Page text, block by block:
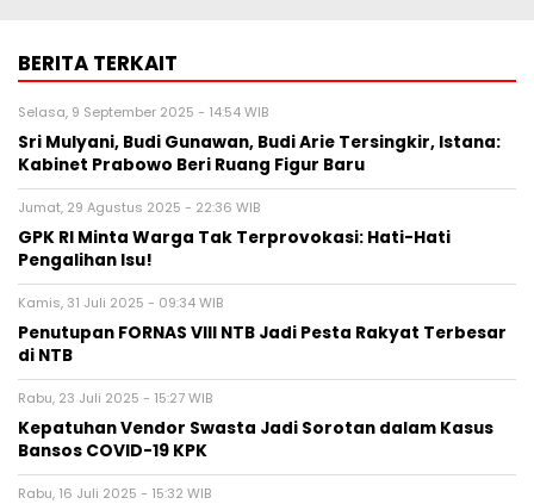
BERITA TERKAIT
Selasa, 9 September 2025 - 14:54 WIB
Sri Mulyani, Budi Gunawan, Budi Arie Tersingkir, Istana:
Kabinet Prabowo Beri Ruang Figur Baru
Jumat, 29 Agustus 2025 - 22:36 WIB
GPK RI Minta Warga Tak Terprovokasi: Hati-Hati
Pengalihan Isu!
Kamis, 31 Juli 2025 - 09:34 WIB
Penutupan FORNAS VIII NTB Jadi Pesta Rakyat Terbesar
di NTB
Rabu, 23 Juli 2025 - 15:27 WIB
Kepatuhan Vendor Swasta Jadi Sorotan dalam Kasus
Bansos COVID-19 KPK
Rabu, 16 Juli 2025 - 15:32 WIB